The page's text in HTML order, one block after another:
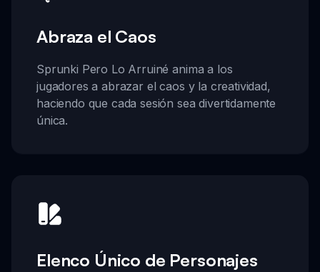
Abraza el Caos
Sprunki Pero Lo Arruiné anima a los
jugadores a abrazar el caos y la creatividad,
haciendo que cada sesión sea divertidamente
única.
Elenco Único de Personajes